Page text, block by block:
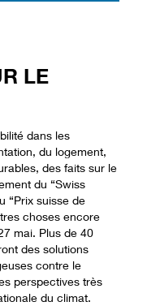
LE
dans les
du logement,
des faits sur le
du “Swiss
“Prix suisse de
choses encore
mai. Plus de 40
des solutions
contre le
perspectives très
du climat.